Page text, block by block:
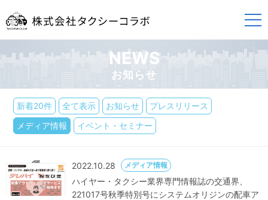
NEWS
お知らせ
新着20件 全て表示 お知らせ
プレスリリース
メディア情報
イベント・セミナー
2022.10.28 メディア情報
ハイヤー・タクシー業界専門情報誌の交通界、
221017号秋季特別号にシステムオリジンの配車ア